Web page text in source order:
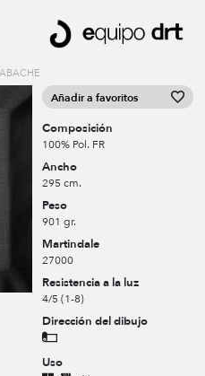
Añadir a favoritos
Composición
100% Pol. FR
Ancho
295 cm.
Peso
901 gr.
Martindale
27000
Resistencia a la luz
4/5 (1-8)
Dirección del dibujo
Uso